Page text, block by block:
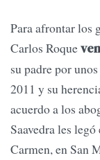
Para afrontar los
Carlos Roque
su padre por
2011 y su
acuerdo a los
Saavedra les
Carmen, en San